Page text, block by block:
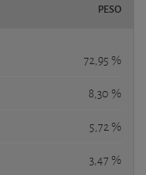
PESO
72,95 %
8,30 %
5,72 %
3,47 %